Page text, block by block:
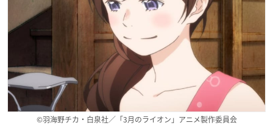
©羽海野チカ・白泉社／「3月のライオン」アニメ製作委員会